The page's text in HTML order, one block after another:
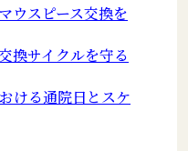
ウスピース交換を
換サイクルを守る
ける通院日とスケ